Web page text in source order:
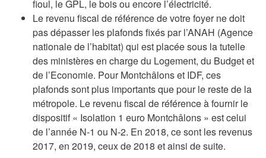
fioul, le GPL, le bois ou encore l’électricité.
Le revenu fiscal de référence de votre foyer ne doit
pas dépasser les plafonds fixés par l’ANAH (Agence
nationale de l’habitat) qui est placée sous la tutelle
des ministères en charge du Logement, du Budget et
de l’Economie. Pour Montchâlons et IDF, ces
plafonds sont plus importants que pour le reste de la
métropole. Le revenu fiscal de référence à fournir le
dispositif « Isolation 1 euro Montchâlons » est celui
de l’année N-1 ou N-2. En 2018, ce sont les revenus
2017, en 2019, ceux de 2018 et ainsi de suite.